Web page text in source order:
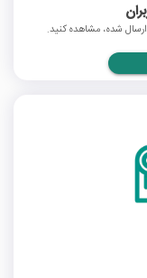
شده، مشاهده کنید.